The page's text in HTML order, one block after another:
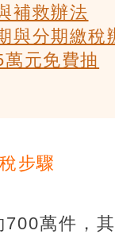
補救辦法
與分期繳稅
元免費抽
步驟
萬件，